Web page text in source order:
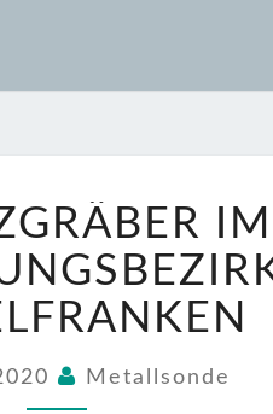
IM
MITTELFRANKEN
IM
Metallsonde